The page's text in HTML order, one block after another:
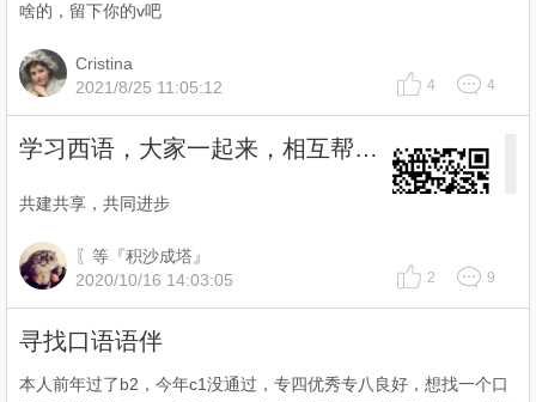
啥的，留下你的v吧
Cristina
2021/8/25 11:05:12
4 4
学习西语，大家一起来，相互帮助，
共建共享，共同进步
〖等『积沙成塔』
2020/10/16 14:03:05
2 9
寻找口语语伴
本人前年过了b2，今年c1没通过，专四优秀专八良好，想找一个口